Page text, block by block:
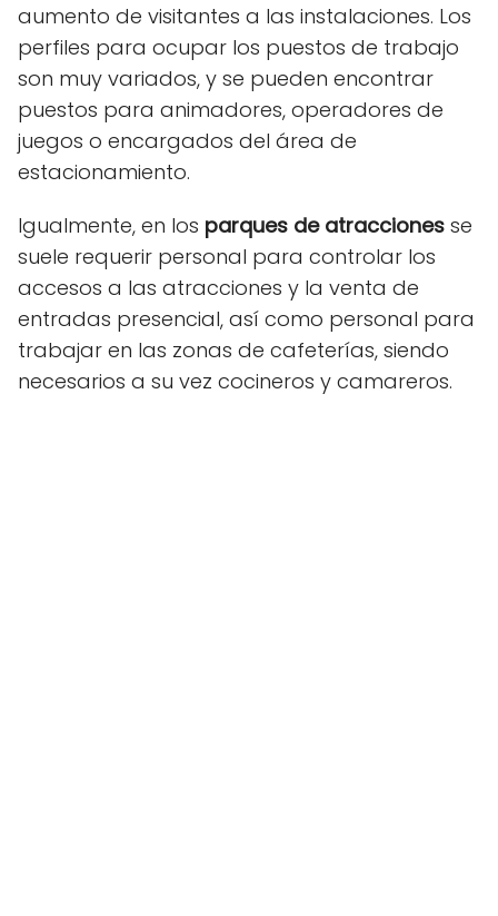
aumento de visitantes a las instalaciones. Los
perfiles para ocupar los puestos de trabajo
son muy variados, y se pueden encontrar
puestos para animadores, operadores de
juegos o encargados del área de
estacionamiento.
Igualmente, en los parques de atracciones se
suele requerir personal para controlar los
accesos a las atracciones y la venta de
entradas presencial, así como personal para
trabajar en las zonas de cafeterías, siendo
necesarios a su vez cocineros y camareros.